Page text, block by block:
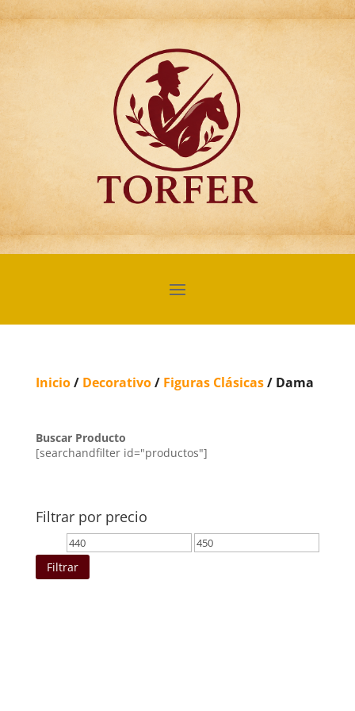
Articulos para
Regalo Torfer.
Inicio/ Decorativo/ Figuras Clásicas/ Dama
Buscar Producto
[searchandfilter id="productos"]
Filtrar por precio
Precio
mínimo
Precio
Filtrar